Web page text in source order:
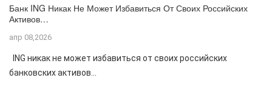
Банк ING Никак Не Может Избавиться От Своих Российских
Активов…
апр 08,2026
ING никак не может избавиться от своих российских
банковских активов...